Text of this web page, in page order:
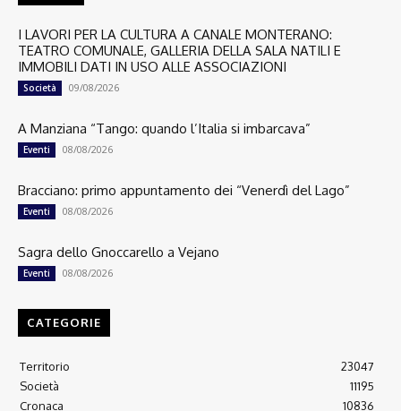
I LAVORI PER LA CULTURA A CANALE MONTERANO:
TEATRO COMUNALE, GALLERIA DELLA SALA NATILI E
IMMOBILI DATI IN USO ALLE ASSOCIAZIONI
Società 09/08/2026
A Manziana “Tango: quando l’Italia si imbarcava”
Eventi 08/08/2026
Bracciano: primo appuntamento dei “Venerdì del Lago”
Eventi 08/08/2026
Sagra dello Gnoccarello a Vejano
Eventi 08/08/2026
CATEGORIE
Territorio
23047
Società
11195
Cronaca
10836